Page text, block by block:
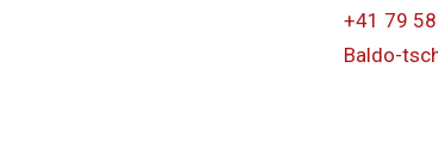
+41 79
Baldo-